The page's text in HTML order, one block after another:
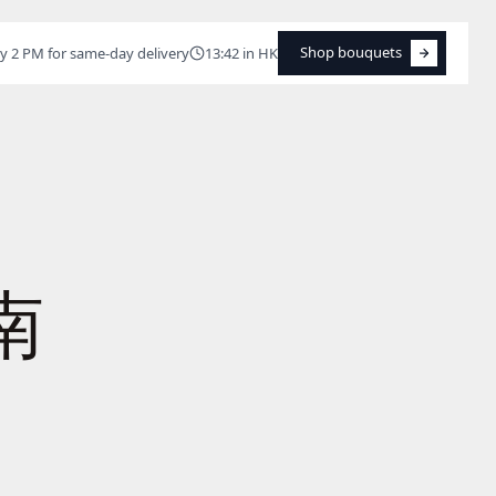
2 PM for same-day delivery 13:42 in HK
Shop bouquets